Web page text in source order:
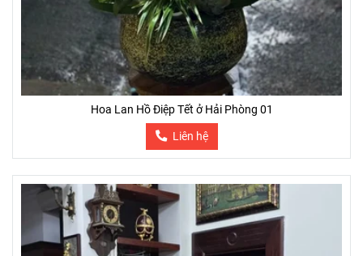
Hoa Lan Hồ Điệp Tết ở Hải Phòng 01
Liên hệ